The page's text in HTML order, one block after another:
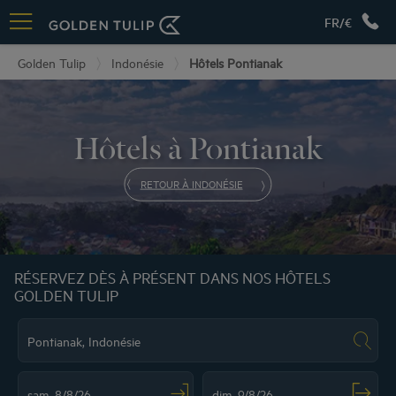
FR/€
Golden Tulip Indonésie Hôtels Pontianak
Hôtels à Pontianak
RETOUR À INDONÉSIE
RÉSERVEZ DÈS À PRÉSENT DANS NOS HÔTELS
GOLDEN TULIP